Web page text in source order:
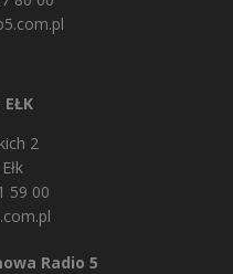
EŁK
2
59 00
Radio 5